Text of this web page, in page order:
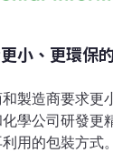
小、更環保
製造商要求更
學公司研發更
用的包裝方式